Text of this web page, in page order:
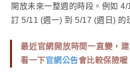
開放未來一整週的時段。例如
訂 5/11 (週一) 到 5/17 (週日) 的
最近官網開放時間一直變，
看一下官網公告會比較保險喔